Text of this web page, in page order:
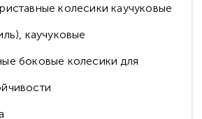
колесики каучуковые
каучуковые
боковые колесики для